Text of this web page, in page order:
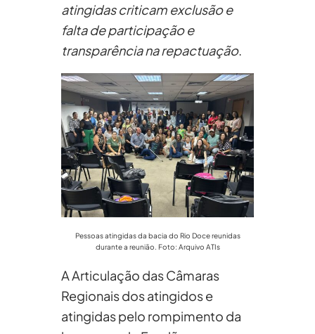
atingidas criticam exclusão e
falta de participação e
transparência na repactuação.
Pessoas atingidas da bacia do Rio Doce reunidas
durante a reunião. Foto: Arquivo ATIs
A Articulação das Câmaras
Regionais dos atingidos e
atingidas pelo rompimento da